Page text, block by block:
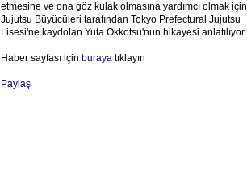
etmesine ve ona göz kulak olmasına yardımcı olmak için
Jujutsu Büyücüleri tarafından Tokyo Prefectural Jujutsu
Lisesi'ne kaydolan Yuta Okkotsu'nun hikayesi anlatılıyor.
Haber sayfası için burayatıklayın
Paylaş